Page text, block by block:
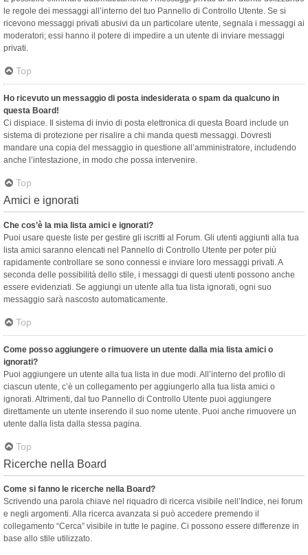
le regole dei messaggi all’interno del tuo Pannello di Controllo Utente. Se si
ricevono messaggi privati ​​abusivi da un particolare utente, segnala i messaggi ai
moderatori; essi hanno il potere di impedire a un utente di inviare messaggi
privati​​.
Top
Ho ricevuto un messaggio di posta indesiderata o spam da qualcuno in
questa Board!
Ci dispiace. Il sistema di invio di posta elettronica di questa Board include un
sistema di protezione per risalire a chi manda questi messaggi. Dovresti
mandare una copia del messaggio in questione all’amministratore, includendo
anche l’intestazione, in modo che possa intervenire.
Top
Amici e ignorati
Che cos’è la mia lista amici e ignorati?
Puoi usare queste liste per gestire gli iscritti al Forum. Gli utenti aggiunti alla tua
lista amici saranno elencati nel Pannello di Controllo Utente per poter più
rapidamente controllare se sono connessi e inviare loro messaggi privati. A
seconda delle possibilità dello stile, i messaggi di questi utenti possono anche
essere evidenziati. Se aggiungi un utente alla tua lista ignorati, ogni suo
messaggio sarà nascosto automaticamente.
Top
Come posso aggiungere o rimuovere un utente dalla mia lista amici o
ignorati?
Puoi aggiungere un utente alla tua lista in due modi. All’interno del profilo di
ciascun utente, c’è un collegamento per aggiungerlo alla tua lista amici o
ignorati. Altrimenti, dal tuo Pannello di Controllo Utente puoi aggiungere
direttamente un utente inserendo il suo nome utente. Puoi anche rimuovere un
utente dalla lista dalla stessa pagina.
Top
Ricerche nella Board
Come si fanno le ricerche nella Board?
Scrivendo una parola chiave nel riquadro di ricerca visibile nell’Indice, nei forum
e negli argomenti. Alla ricerca avanzata si può accedere premendo il
collegamento “Cerca” visibile in tutte le pagine. Ci possono essere differenze in
base allo stile utilizzato.